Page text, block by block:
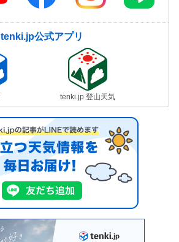
tenki.jp公式アプリ
tenki.jp 登山天気